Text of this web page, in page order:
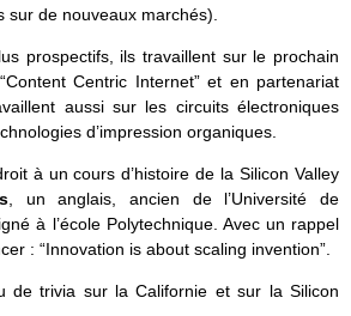
sur de nouveaux marchés).
prospectifs, ils travaillent sur le prochain
Centric Internet” et en partenariat
aussi sur les circuits électroniques
d’impression organiques.
à un cours d’histoire de la Silicon Valley
, un anglais, ancien de l’Université de
à l’école Polytechnique. Avec un rappel
: “Innovation is about scaling invention”.
de trivia sur la Californie et sur la Silicon